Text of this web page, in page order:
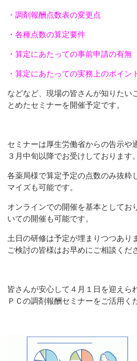
・調剤報酬点数表の変更点
・各種点数の算定要件
・算定にあたっての事前申請の有無
・算定にあたっての実務上のポイン
などなど、現場の皆さんが知りたい
とめたセミナーを開催予定です。
セミナーは厚生労働省からの告示や
３月中旬以降でお受けしております。
各薬局様で算定予定の点数のみ抜粋
マイズも可能です。
オンラインでの開催を基本としてお
いての開催も可能です。
土日の研修は予定が埋まりつつあり
ご検討の皆様はお早めにご相談くだ
皆さんが安心して４月１日を迎えら
ＰＣの調剤報酬セミナーをご活用く